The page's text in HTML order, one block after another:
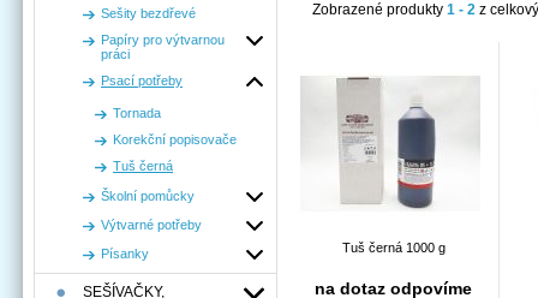
Sešity bezdřevé
Papíry pro výtvarnou
práci
Psací potřeby
Tornada
Korekční popisovače
Tuš černá
Školní pomůcky
Výtvarné potřeby
Písanky
SEŠÍVAČKY,
Zobrazené produkty 1 - 2 z
Tuš černá 1000 g
na dotaz odpovíme